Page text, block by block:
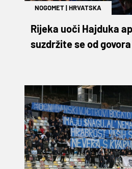
NOGOMET|HRVATSKA
Rijeka uoči Hajduka
suzdržite se od